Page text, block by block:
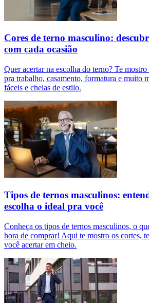
Cores de terno masculino:
com cada ocasião
Quer acertar na escolha do terno? Te
pra trabalho, casamento, formatura e muito
fáceis e cheias de estilo.
Tipos de ternos masculinos:
escolha o ideal pra você
Conheça os tipos de ternos masculinos, o
hora de comprar! Aqui te mostro os cortes,
você acertar em cheio.